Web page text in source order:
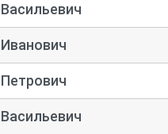
Васильевич
Иванович
Петрович
Васильевич